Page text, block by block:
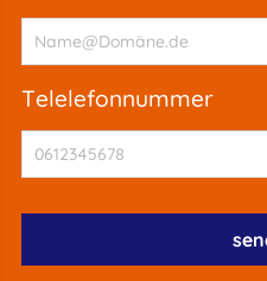
telelefonnummer